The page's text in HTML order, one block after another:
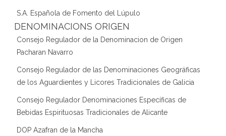
S.A. Española de Fomento del Lúpulo
DENOMINACIONS ORIGEN
Consejo Regulador de la Denominacion de Origen
Pacharan Navarro
Consejo Regulador de las Denominaciones Geográficas
de los Aguardientes y Licores Tradicionales de Galicia
Consejo Regulador Denominaciones Específicas de
Bebidas Espirituosas Tradicionales de Alicante
DOP Azafran de la Mancha